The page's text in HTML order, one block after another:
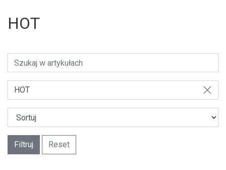
HOT
HOT
Filtruj Reset